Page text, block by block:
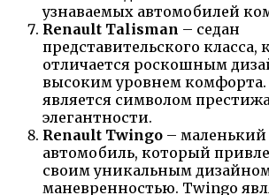
узнаваемых автомобилей
Renault Talisman – седан
представительского класса,
отличается роскошным
высоким уровнем
является символом
элегантности.
Renault Twingo – маленький
автомобиль, который
своим уникальным
маневренностью. Twingo